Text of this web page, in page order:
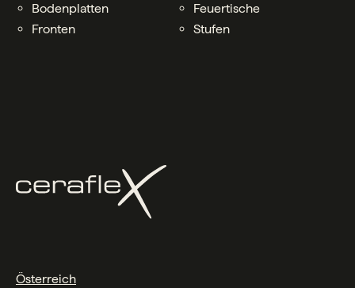
Bodenplatten
Feuertische
Fronten
Stufen
Österreich